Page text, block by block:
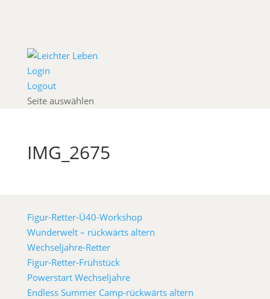
Login
Logout
Seite auswählen
IMG_2675
Figur-Retter-Ü40-Workshop
Wunderwelt – rückwärts altern
Wechseljahre-Retter
Figur-Retter-Frühstück
Powerstart Wechseljahre
Endless Summer Camp-rückwärts altern